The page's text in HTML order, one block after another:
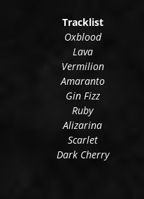
Tracklist
Oxblood
Lava
Vermilion
Amaranto
Gin Fizz
Ruby
Alizarina
Scarlet
Dark Cherry